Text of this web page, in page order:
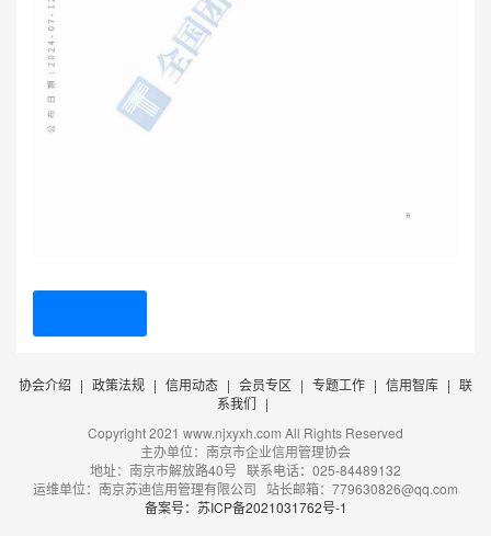
协会介绍 | 政策法规 | 信用动态 | 会员专区 | 专题工作 | 信用智库 | 联
系我们 |
Copyright 2021 www.njxyxh.com All Rights Reserved
主办单位：南京市企业信用管理协会
地址：南京市解放路40号 联系电话：025-84489132
运维单位：南京苏迪信用管理有限公司 站长邮箱：779630826@qq.com
备案号：苏ICP备2021031762号-1